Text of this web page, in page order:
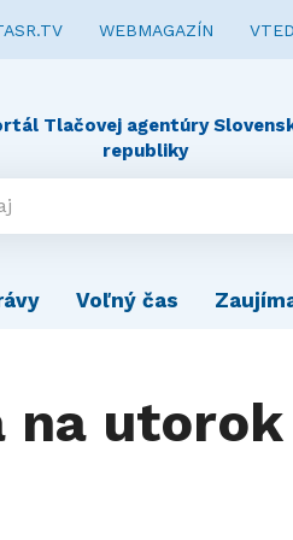
WEBMAGAZÍN
Tlačovej agentúry
republiky
Voľný čas
na